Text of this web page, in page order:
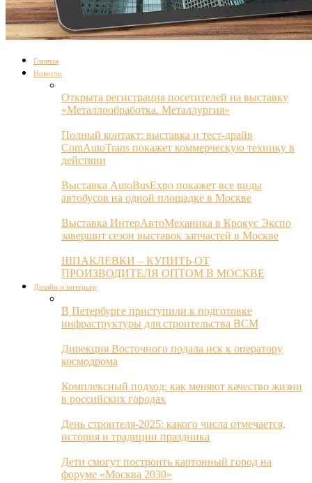
Главная
Новости
Открыта регистрация посетителей на выставку
«Металлообработка. Металлургия»
Полный контакт: выставка и тест-драйв
ComAutoTrans покажет коммерческую технику в
действии
Выставка AutoBusExpo покажет все виды
автобусов на одной площадке в Москве
Выставка ИнтерАвтоМеханика в Крокус Экспо
завершит сезон выставок запчастей в Москве
ШПАКЛЕВКИ – КУПИТЬ ОТ
ПРОИЗВОДИТЕЛЯ ОПТОМ В МОСКВЕ
Дизайн и интерьер
В Петербурге приступили к подготовке
инфраструктуры для строительства ВСМ
Дирекция Восточного подала иск к оператору
космодрома
Комплексный подход: как меняют качество жизни
в российских городах
День строителя-2025: какого числа отмечается,
история и традиции праздника
Дети смогут построить картонный город на
форуме «Москва 2030»